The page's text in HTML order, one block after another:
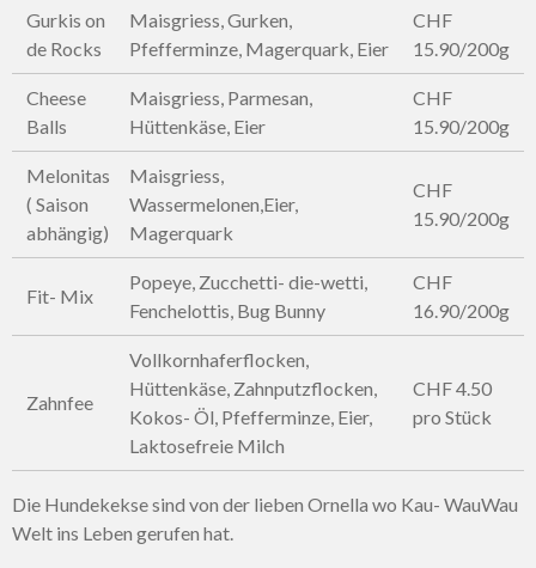
Gurkis on
de Rocks
Maisgriess, Gurken,
Pfefferminze, Magerquark, Eier
CHF
15.90/200g
Cheese
Balls
Maisgriess, Parmesan,
Hüttenkäse, Eier
CHF
15.90/200g
Melonitas
( Saison
abhängig)
Maisgriess,
Wassermelonen,Eier,
Magerquark
CHF
15.90/200g
Fit- Mix
Popeye, Zucchetti- die-wetti,
Fenchelottis, Bug Bunny
CHF
16.90/200g
Zahnfee
Vollkornhaferflocken,
Hüttenkäse, Zahnputzflocken,
Kokos- Öl, Pfefferminze, Eier,
Laktosefreie Milch
CHF 4.50
pro Stück
Die Hundekekse sind von der lieben Ornella wo Kau- WauWau
Welt ins Leben gerufen hat.